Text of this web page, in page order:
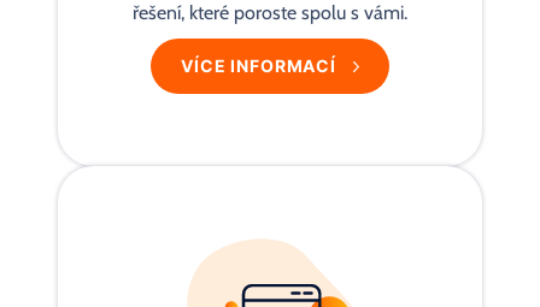
řešení, které poroste spolu s vámi.
VÍCE INFORMACÍ